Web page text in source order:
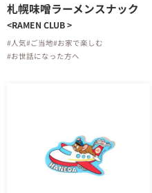
札幌味噌ラーメンスナック
<RAMEN CLUB >
#人気#ご当地#お家で楽しむ
#お世話になった方へ